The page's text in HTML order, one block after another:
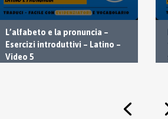
L’alfabeto e la pronuncia –
Esercizi introduttivi – Latino –
Video 5